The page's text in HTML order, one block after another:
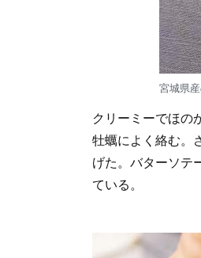
宮城県
クリーミーでほの
牡蠣によく絡む。
げた。バターソテ
ている。